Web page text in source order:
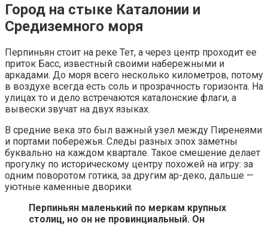
Город на стыке Каталонии и
Средиземного моря
Перпиньян стоит на реке Тет, а через центр проходит ее
приток Басс, известный своими набережными и
аркадами. До моря всего несколько километров, потому
в воздухе всегда есть соль и прозрачность горизонта. На
улицах то и дело встречаются каталонские флаги, а
вывески звучат на двух языках.
В средние века это был важный узел между Пиренеями
и портами побережья. Следы разных эпох заметны
буквально на каждом квартале. Такое смешение делает
прогулку по историческому центру похожей на игру: за
одним поворотом готика, за другим ар-деко, дальше —
уютные каменные дворики.
Перпиньян маленький по меркам крупных
столиц, но он не провинциальный. Он